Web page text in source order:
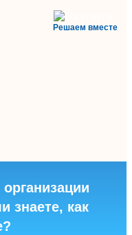
Решаем вместе
знаете, как